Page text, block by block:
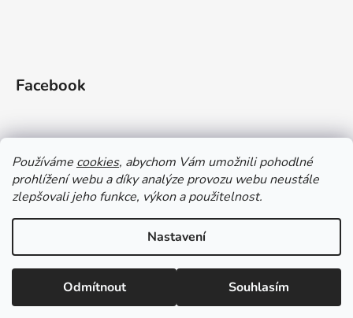
Používáme cookies, abychom Vám umožnili pohodlné
prohlížení webu a díky analýze provozu webu neustále
zlepšovali jeho funkce, výkon a použitelnost.
Nastavení
Odmítnout Souhlasím
Facebook
Doprava a platba Vrácení zboží Obchodní podmínky
Zásady ochrany OÚ a GDPR Magazín Kontakty
Vytvořil Shoptet
Copyright 2026Gleid shop
. Všechna práva vyhrazena.
Upravit nastavení cookies